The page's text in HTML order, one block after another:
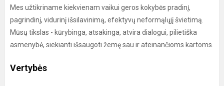
Mes užtikriname kiekvienam vaikui geros kokybės pradinį,
pagrindinį, vidurinį išsilavinimą, efektyvų neformąlųjį švietimą.
Mūsų tikslas - kūrybinga, atsakinga, atvira dialogui, pilietiška
asmenybė, siekianti išsaugoti žemę sau ir ateinančioms kartoms.
Vertybės